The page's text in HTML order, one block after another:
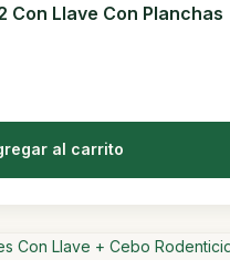
Con Llave Con Planchas
al carrito